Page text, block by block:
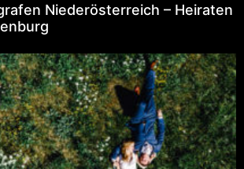
Niederösterreich – Heiraten